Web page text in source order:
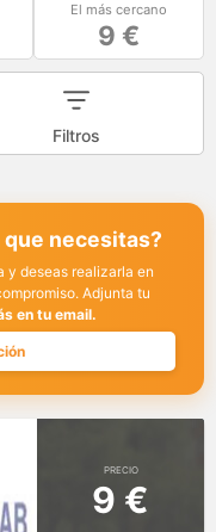
El más cercano
9 €
Filtros
necesitas?
y deseas realizarla en
Adjunta tu
en tu email.
PRECIO
9 €